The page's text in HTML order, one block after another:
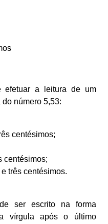
efetuar a leitura de um
número 5,53:
centésimos;
centésimos;
três centésimos.
ser escrito na forma
vírgula após o último